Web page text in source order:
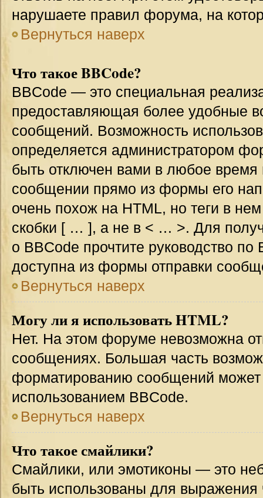
нарушаете правил форума, на
Вернуться наверх
Что такое BBCode?
BBCode — это специальная
предоставляющая более удобные
сообщений. Возможность
определяется администратором
быть отключен вами в любое
сообщении прямо из формы его
очень похож на HTML, но теги в
скобки [ … ], а не в < … >. Для
о BBCode прочтите руководство
доступна из формы отправки
Вернуться наверх
Могу ли я использовать HTML?
Нет. На этом форуме невозможна
сообщениях. Большая часть
форматированию сообщений может
использованием BBCode.
Вернуться наверх
Что такое смайлики?
Смайлики, или эмотиконы — это
быть использованы для выражения